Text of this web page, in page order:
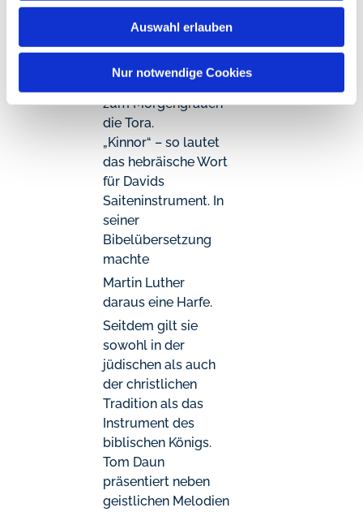
Auswahl erlauben
Nur notwendige Cookies
König von dem
und studierte bis
zum Morgengrauen
die Tora.
„Kinnor“ – so lautet
das hebräische Wort
für Davids
Saiteninstrument. In
seiner
Bibelübersetzung
machte
Martin Luther
daraus eine Harfe.
Seitdem gilt sie
sowohl in der
jüdischen als auch
der christlichen
Tradition als das
Instrument des
biblischen Königs.
Tom Daun
präsentiert neben
geistlichen Melodien
aus Äthiopien